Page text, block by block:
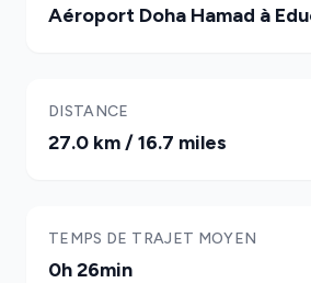
Aéroport Doha Hamad à
DISTANCE
27.0 km / 16.7 miles
TEMPS DE TRAJET MOYEN
0h 26min